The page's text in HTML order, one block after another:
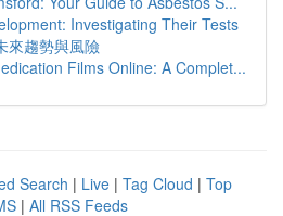
Investigating Their Tests
來趨勢與風險
Films Online: A Complet...
Search | Live | Tag Cloud | Top
| All RSS Feeds